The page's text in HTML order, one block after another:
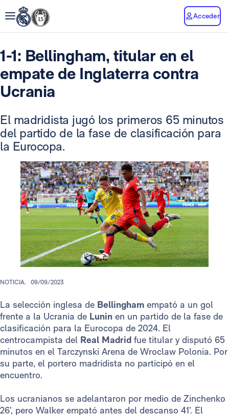
Acceder
1-1: Bellingham, titular en el
empate de Inglaterra contra
Ucrania
El madridista jugó los primeros 65 minutos
del partido de la fase de clasificación para
la Eurocopa.
NOTICIA. 09/09/2023
La selección inglesa de Bellingham empató a un gol
frente a la Ucrania de Lunin en un partido de la fase de
clasificación para la Eurocopa de 2024. El
centrocampista del Real Madrid fue titular y disputó 65
minutos en el Tarczynski Arena de Wroclaw Polonia. Por
su parte, el portero madridista no participó en el
encuentro.
Los ucranianos se adelantaron por medio de Zinchenko
26’, pero Walker empató antes del descanso 41’. El